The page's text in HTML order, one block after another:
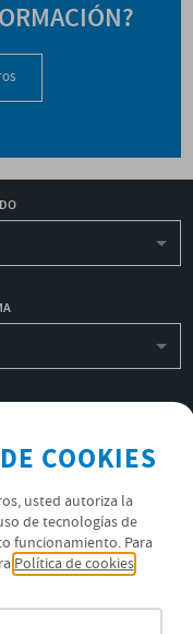
OK
COOKIES
usted autoriza la
de tecnologías de
funcionamiento. Para
Política de cookies